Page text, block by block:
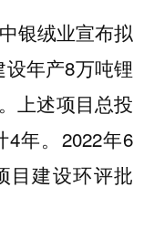
银绒业宣布拟
年产8万吨锂
上述项目总投
年。2022年6
目建设环评批